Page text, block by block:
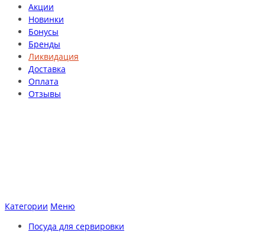
Акции
Новинки
Бонусы
Бренды
Ликвидация
Доставка
Оплата
Отзывы
Категории Меню
Посуда для сервировки